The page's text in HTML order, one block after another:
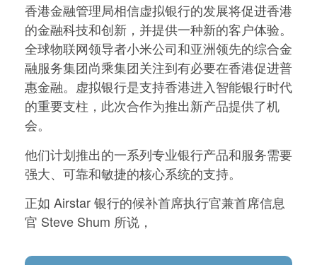
香港金融管理局相信虚拟银行的发展将促进香港
的金融科技和创新，并提供一种新的客户体验。
全球物联网领导者小米公司和亚洲领先的综合金
融服务集团尚乘集团关注到有必要在香港促进普
惠金融。虚拟银行是支持香港进入智能银行时代
的重要支柱，此次合作为推出新产品提供了机
会。
他们计划推出的一系列专业银行产品和服务需要
强大、可靠和敏捷的核心系统的支持。
正如 Airstar 银行的候补首席执行官兼首席信息
官 Steve Shum 所说，